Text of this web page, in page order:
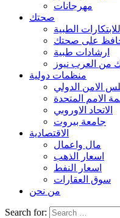
مهرجانات
صحتك
الطبية
على صحتك
ارشادات طبية
من العرب نيوز
منظمات دولية
الامن الدولي
الامم المتحدة
الاتحاد الاوروبي
جامعة بيروت
الاقتصادية
مال واعمال
اسعار الذهب
اسعار النفط
سوق العقارات
من نحن
Search for: